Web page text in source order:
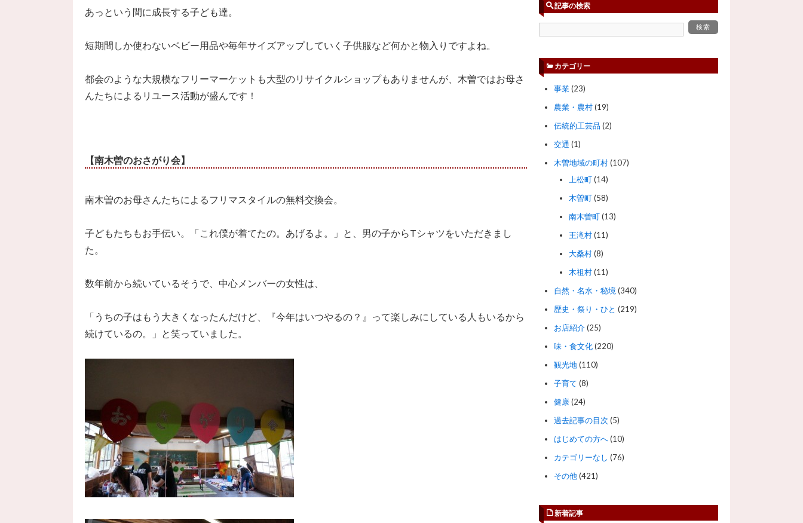
あっという間に成長する子ども達。
短期間しか使わないベビー用品や毎年サイズアップしていく子供服など何かと物入りですよね。
都会のような大規模なフリーマーケットも大型のリサイクルショップもありませんが、木曽ではお母さ
んたちによるリユース活動が盛んです！
【南木曽のおさがり会】
南木曽のお母さんたちによるフリマスタイルの無料交換会。
子どもたちもお手伝い。「これ僕が着てたの。あげるよ。」と、男の子からTシャツをいただきまし
た。
数年前から続いているそうで、中心メンバーの女性は、
「うちの子はもう大きくなったんだけど、『今年はいつやるの？』って楽しみにしている人もいるから
続けているの。」と笑っていました。
記事の検索
カテゴリー
事業(23)
農業・農村(19)
伝統的工芸品 (2)
交通 (1)
木曽地域の町村(107)
上松町(14)
木曽町(58)
南木曽町(13)
王滝村(11)
大桑村(8)
木祖村(11)
自然・名水・秘境(340)
歴史・祭り・ひと (219)
お店紹介(25)
味・食文化(220)
観光地(110)
子育て (8)
健康(24)
過去記事の目次 (5)
はじめての方へ(10)
カテゴリーなし (76)
その他(421)
新着記事